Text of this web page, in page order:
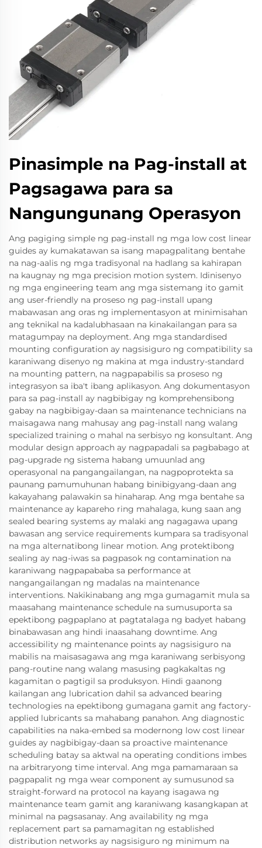
Pinasimple na Pag-install at
Pagsagawa para sa
Nangungunang Operasyon
Ang pagiging simple ng pag-install ng mga low cost linear
guides ay kumakatawan sa isang mapagpalitang bentahe
na nag-aalis ng mga tradisyonal na hadlang sa kahirapan
na kaugnay ng mga precision motion system. Idinisenyo
ng mga engineering team ang mga sistemang ito gamit
ang user-friendly na proseso ng pag-install upang
mabawasan ang oras ng implementasyon at minimisahan
ang teknikal na kadalubhasaan na kinakailangan para sa
matagumpay na deployment. Ang mga standardised
mounting configuration ay nagsisiguro ng compatibility sa
karaniwang disenyo ng makina at mga industry-standard
na mounting pattern, na nagpapabilis sa proseso ng
integrasyon sa iba't ibang aplikasyon. Ang dokumentasyon
para sa pag-install ay nagbibigay ng komprehensibong
gabay na nagbibigay-daan sa maintenance technicians na
maisagawa nang mahusay ang pag-install nang walang
specialized training o mahal na serbisyo ng konsultant. Ang
modular design approach ay nagpapadali sa pagbabago at
pag-upgrade ng sistema habang umuunlad ang
operasyonal na pangangailangan, na nagpoprotekta sa
paunang pamumuhunan habang binibigyang-daan ang
kakayahang palawakin sa hinaharap. Ang mga bentahe sa
maintenance ay kapareho ring mahalaga, kung saan ang
sealed bearing systems ay malaki ang nagagawa upang
bawasan ang service requirements kumpara sa tradisyonal
na mga alternatibong linear motion. Ang protektibong
sealing ay nag-iwas sa pagpasok ng contamination na
karaniwang nagpapababa sa performance at
nangangailangan ng madalas na maintenance
interventions. Nakikinabang ang mga gumagamit mula sa
maasahang maintenance schedule na sumusuporta sa
epektibong pagpaplano at pagtatalaga ng badyet habang
binabawasan ang hindi inaasahang downtime. Ang
accessibility ng maintenance points ay nagsisiguro na
mabilis na maisasagawa ang mga karaniwang serbisyong
pang-routine nang walang masusing pagkakaltas ng
kagamitan o pagtigil sa produksyon. Hindi gaanong
kailangan ang lubrication dahil sa advanced bearing
technologies na epektibong gumagana gamit ang factory-
applied lubricants sa mahabang panahon. Ang diagnostic
capabilities na naka-embed sa modernong low cost linear
guides ay nagbibigay-daan sa proactive maintenance
scheduling batay sa aktwal na operating conditions imbes
na arbitraryong time interval. Ang mga pamamaraan sa
pagpapalit ng mga wear component ay sumusunod sa
straight-forward na protocol na kayang isagawa ng
maintenance team gamit ang karaniwang kasangkapan at
minimal na pagsasanay. Ang availability ng mga
replacement part sa pamamagitan ng established
distribution networks ay nagsisiguro ng minimum na